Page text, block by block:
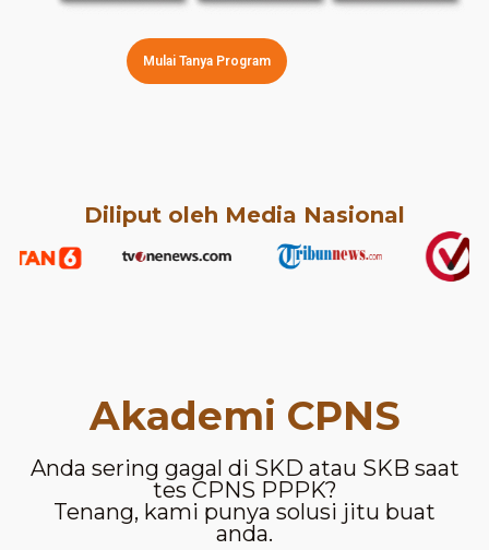
Mulai Tanya Program
Diliput oleh Media Nasional
Akademi CPNS
Anda sering gagal di SKD atau SKB saat
tes CPNS PPPK?
Tenang, kami punya solusi jitu buat
anda.